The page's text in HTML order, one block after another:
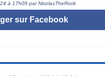
à 17h09 par NicolasTheRock
sur Facebook